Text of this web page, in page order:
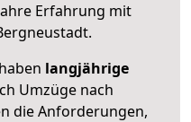
Erfahrung mit
.
langjährige
Umzüge nach
die Anforderungen,